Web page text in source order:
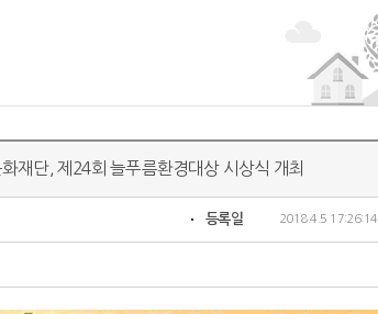
재단, 제24회 늘푸름환경대상 시상식 개최
등록일 2018.4.5 17:26:14